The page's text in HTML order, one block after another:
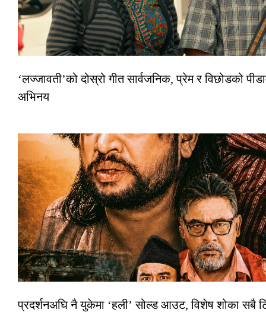
‘लज्जावती’को दोस्रो गीत सार्वजनिक, प्रेम र विछोडको
अभिनय
प्रदर्शनअघि नै युकेमा ‘हली’ सोल्ड आउट, विशेष शोका सबै